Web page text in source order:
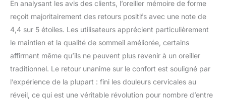
offrons un produit qui
répond aux normes les
plus strictes et valorise
votre confort nocturne.
𝐜𝐨𝐧𝐟𝐢𝐚𝐧𝐜𝐞: L'oreiller
Zibroges est un
investissement dans
votre bien-être nocturne.
En analysant les avis des clients, l’oreiller mémoire de forme
reçoit majoritairement des retours positifs avec une note de
4,4 sur 5 étoiles. Les utilisateurs apprécient particulièrement
le maintien et la qualité de sommeil améliorée, certains
affirmant même qu’ils ne peuvent plus revenir à un oreiller
traditionnel. Le retour unanime sur le confort est souligné par
l’expérience de la plupart : fini les douleurs cervicales au
réveil, ce qui est une véritable révolution pour nombre d’entre